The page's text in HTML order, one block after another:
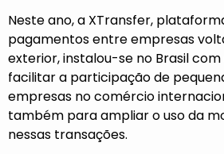
Neste ano, a XTransfer,
pagamentos entre empresas
exterior, instalou-se no Brasil
facilitar a participação de
empresas no comércio
também para ampliar o uso da
nessas transações.